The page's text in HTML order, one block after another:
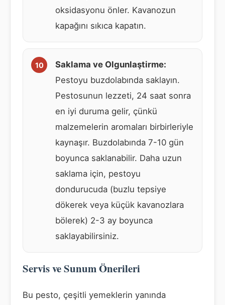
oksidasyonu önler. Kavanozun
kapağını sıkıca kapatın.
Saklama ve Olgunlaştirme:
Pestoyu buzdolabında saklayın.
Pestosunun lezzeti, 24 saat sonra
en iyi duruma gelir, çünkü
malzemelerin aromaları birbirleriyle
kaynaşır. Buzdolabında 7-10 gün
boyunca saklanabilir. Daha uzun
saklama için, pestoyu
dondurucuda (buzlu tepsiye
dökerek veya küçük kavanozlara
bölerek) 2-3 ay boyunca
saklayabilirsiniz.
Servis ve Sunum Önerileri
Bu pesto, çeşitli yemeklerin yanında